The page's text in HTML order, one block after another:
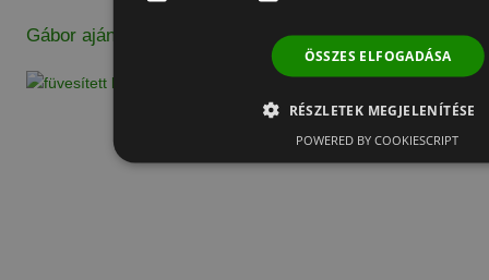
Gábor ajánlása
ÖSSZES ELFOGADÁSA
RÉSZLETEK MEGJELENÍTÉSE
POWERED BY COOKIESCRIPT